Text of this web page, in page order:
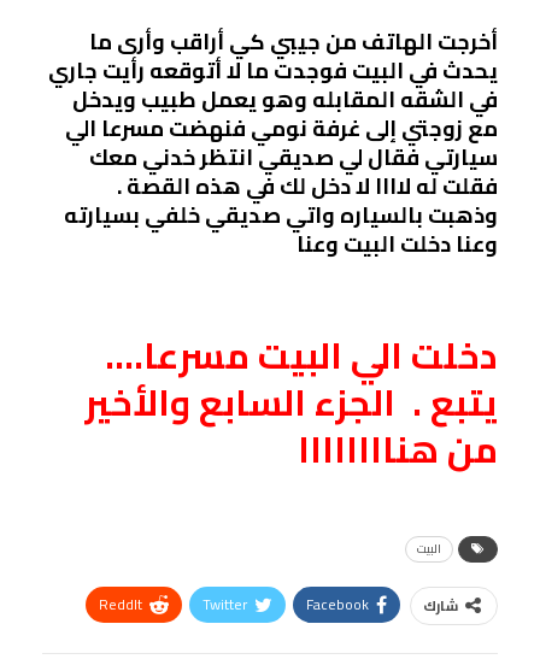
أخرجت الهاتف من جيبي كي أراقب وأرى ما
يحدث في البيت فوجدت ما لا أتوقعه رأيت جاري
في الشقه المقابله وهو يعمل طبيب ويدخل
مع زوجتي إلى غرفة نومي فنهضت مسرعا الي
سيارتي فقال لي صديقي انتظر خدني معك
فقلت له لاااا لا دخل لك في هذه القصة .
وذهبت بالسياره واتي صديقي خلفي بسيارته
وعنا دخلت البيت وعنا
دخلت الي البيت مسرعا….
يتبع . الجزء السابع والأخير
من هناااااااا
البيت
شارك Facebook
Twitter
ReddIt